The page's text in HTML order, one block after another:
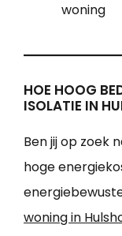
woning
HOE HOOG
ISOLATIE IN
Ben jij op zoek
hoge
woning in